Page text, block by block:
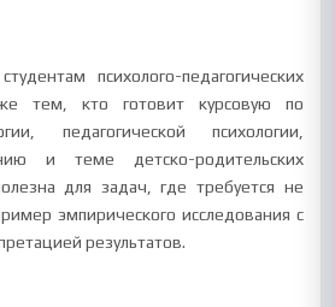
психолого-педагогических
тем, кто готовит курсовую по
педагогической психологии,
и теме детско-родительских
для задач, где требуется не
эмпирического исследования с
результатов.